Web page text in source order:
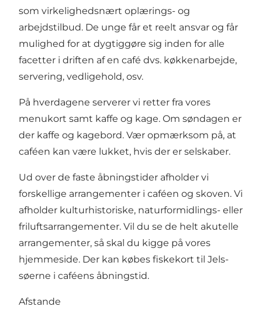
som virkelighedsnært oplærings- og
arbejdstilbud. De unge får et reelt ansvar og får
mulighed for at dygtiggøre sig inden for alle
facetter i driften af en café dvs. køkkenarbejde,
servering, vedligehold, osv.
På hverdagene serverer vi retter fra vores
menukort samt kaffe og kage. Om søndagen er
der kaffe og kagebord. Vær opmærksom på, at
caféen kan være lukket, hvis der er selskaber.
Ud over de faste åbningstider afholder vi
forskellige arrangementer i caféen og skoven. Vi
afholder kulturhistoriske, naturformidlings- eller
friluftsarrangementer. Vil du se de helt akutelle
arrangementer, så skal du kigge på vores
hjemmeside. Der kan købes fiskekort til Jels-
søerne i caféens åbningstid.
Afstande